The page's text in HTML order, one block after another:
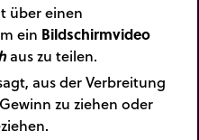
über einen
ein Bildschirmvideo
aus zu teilen.
aus der Verbreitung
Gewinn zu ziehen oder